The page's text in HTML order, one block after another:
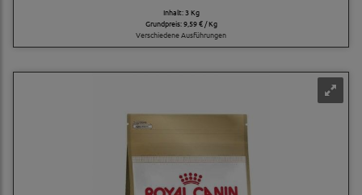
Inhalt: 3 Kg
Grundpreis:9,59 € / Kg
Verschiedene Ausführungen